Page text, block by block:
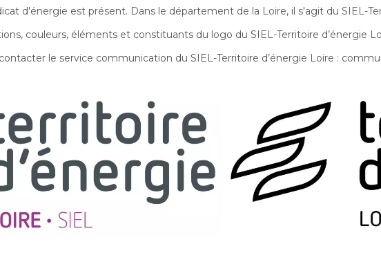
d'énergie est présent. Dans le département de la Loire, il s'agit du SIEL-
couleurs, éléments et constituants du logo du SIEL-Territoire d’énergie
le service communication du SIEL-Territoire d’énergie Loire :